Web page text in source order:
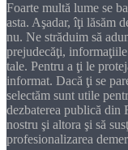
Foarte multă lume se
asta. Aşadar, îţi lăsăm
nu. Ne străduim să
prejudecăţi,
tale. Pentru a ţi le
informat. Dacă ţi se
selectăm sunt utile
dezbaterea publică din
nostru şi altora şi să
profesionalizarea